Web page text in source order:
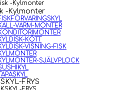
-Kylmonter
VARM-MONTER
KÖTT
VISNING-FISK
SJÄLVPLOCK
TAPASKYL
FRYS